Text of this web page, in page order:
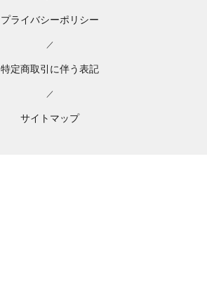
プライバシーポリシー
／
特定商取引に伴う表記
／
サイトマップ